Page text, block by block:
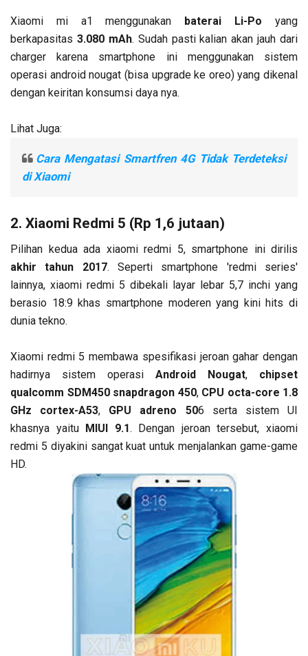
Xiaomi mi a1 menggunakan baterai Li-Po yang
berkapasitas 3.080 mAh. Sudah pasti kalian akan jauh dari
charger karena smartphone ini menggunakan sistem
operasi android nougat (bisa upgrade ke oreo) yang dikenal
dengan keiritan konsumsi daya nya.
Lihat Juga:
Cara Mengatasi Smartfren 4G Tidak Terdeteksi
di Xiaomi
2. Xiaomi Redmi 5 (Rp 1,6 jutaan)
Pilihan kedua ada xiaomi redmi 5, smartphone ini dirilis
akhir tahun 2017. Seperti smartphone 'redmi series'
lainnya, xiaomi redmi 5 dibekali layar lebar 5,7 inchi yang
berasio 18:9 khas smartphone moderen yang kini hits di
dunia tekno.
Xiaomi redmi 5 membawa spesifikasi jeroan gahar dengan
hadirnya sistem operasi Android Nougat, chipset
qualcomm SDM450 snapdragon 450,CPU octa-core 1.8
GHz cortex-A53, GPU adreno 506 serta sistem UI
khasnya yaituMIUI 9.1. Dengan jeroan tersebut, xiaomi
redmi 5 diyakini sangat kuat untuk menjalankan game-game
HD.